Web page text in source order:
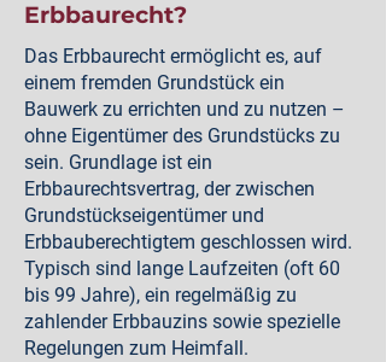
Erbbaurecht?
Das Erbbaurecht ermöglicht es, auf
einem fremden Grundstück ein
Bauwerk zu errichten und zu nutzen –
ohne Eigentümer des Grundstücks zu
sein. Grundlage ist ein
Erbbaurechtsvertrag, der zwischen
Grundstückseigentümer und
Erbbauberechtigtem geschlossen wird.
Typisch sind lange Laufzeiten (oft 60
bis 99 Jahre), ein regelmäßig zu
zahlender Erbbauzins sowie spezielle
Regelungen zum Heimfall.